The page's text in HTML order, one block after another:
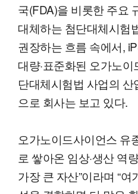
국(FDA)을 비롯한 주요
대체하는 첨단대체시험
권장하는 흐름 속에서,
대량·표준화된 오가노
단대체시험법 사업의
으로 회사는 보고 있다.
오가노이드사이언스 유
로 쌓아온 임상·생산 역
가장 큰 자산”이라며 “